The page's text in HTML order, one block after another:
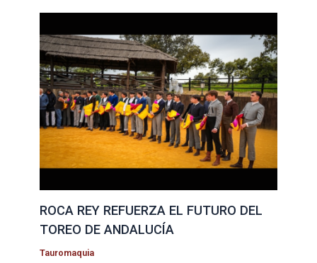
ROCA REY REFUERZA EL FUTURO DEL
TOREO DE ANDALUCÍA
Tauromaquia